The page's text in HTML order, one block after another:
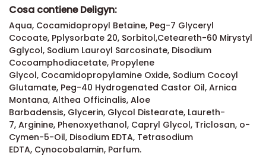
Cosa contiene Deligyn:
Aqua, Cocamidopropyl Betaine, Peg-7 Glyceryl
Cocoate, Pplysorbate 20, Sorbitol,Ceteareth-60 Mirystyl
Gglycol, Sodium Lauroyl Sarcosinate, Disodium
Cocoamphodiacetate, Propylene
Glycol, Cocamidopropylamine Oxide, Sodium Cocoyl
Glutamate, Peg-40 Hydrogenated Castor Oil, Arnica
Montana, Althea Officinalis, Aloe
Barbadensis, Glycerin, Glycol Distearate, Laureth-
7, Arginine, Phenoxyethanol, Capryl Glycol, Triclosan, o-
Cymen-5-Oil, Disodium EDTA, Tetrasodium
EDTA, Cynocobalamin, Parfum.